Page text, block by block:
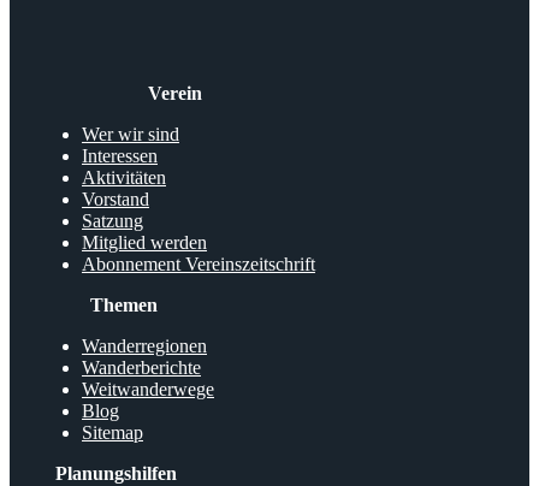
Verein
Wer wir sind
Interessen
Aktivitäten
Vorstand
Satzung
Mitglied werden
Abonnement Vereinszeitschrift
Themen
Wanderregionen
Wanderberichte
Weitwanderwege
Blog
Sitemap
Planungshilfen